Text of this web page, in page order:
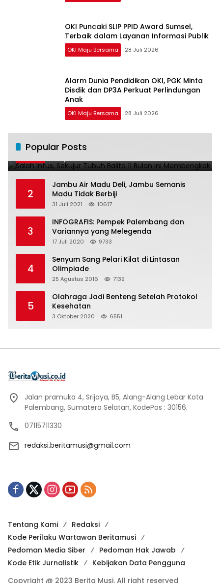
OKI Puncaki SLIP PPID Award Sumsel,
Terbaik dalam Layanan Informasi Publik
OKI Maju Bersama 28 Juli 2026
Alarm Dunia Pendidikan OKI, PGK Minta
Disdik dan DP3A Perkuat Perlindungan
Anak
OKI Maju Bersama 28 Juli 2026
Popular Posts
1
ini Membengkak
2
Jambu Air Madu Deli, Jambu Semanis
Madu Tidak Berbiji
31 Juli 2021 10617
3
INFOGRAFIS: Pempek Palembang dan
Variannya yang Melegenda
17 Juli 2020 9733
4
Senyum Sang Pelari Kilat di Lintasan
Olimpiade
25 Agustus 2016 7139
5
Olahraga Jadi Benteng Setelah Protokol
Kesehatan
3 Oktober 2020 6551
Jalan pramuka 4, Srijaya, B5, Alang-Alang Lebar Kota
Palembang, Sumatera Selatan, KodePos : 30156.
07115711330
redaksi.beritamusi@gmail.com
Tentang Kami
Redaksi
Kode Perilaku Wartawan Beritamusi
Pedoman Media Siber
Pedoman Hak Jawab
Kode Etik Jurnalistik
Kebijakan Data Pengguna
Copyright @ 2023 Berita Musi. All right reserved